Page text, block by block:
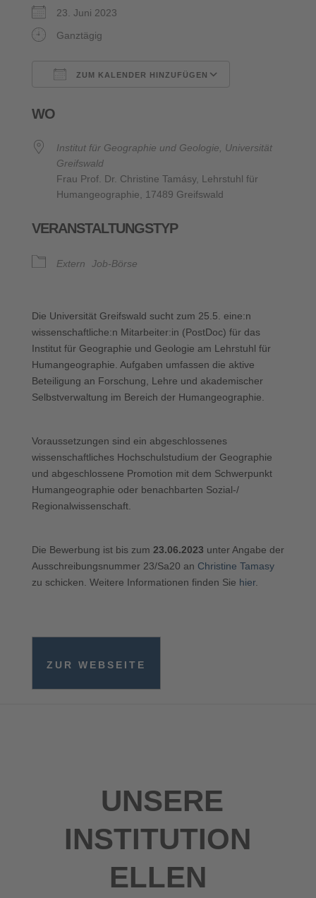
23. Juni 2023
Ganztägig
ZUM KALENDER HINZUFÜGEN
WO
Institut für Geographie und Geologie, Universität
Greifswald
Frau Prof. Dr. Christine Tamásy, Lehrstuhl für
Humangeographie, 17489 Greifswald
VERANSTALTUNGSTYP
Extern Job-Börse
Die Universität Greifswald sucht zum 25.5. eine:n
wissenschaftliche:n Mitarbeiter:in (PostDoc) für das
Institut für Geographie und Geologie am Lehrstuhl für
Humangeographie. Aufgaben umfassen die aktive
Beteiligung an Forschung, Lehre und akademischer
Selbstverwaltung im Bereich der Humangeographie.
Voraussetzungen sind ein abgeschlossenes
wissenschaftliches Hochschulstudium der Geographie
und abgeschlossene Promotion mit dem Schwerpunkt
Humangeographie oder benachbarten Sozial-/
Regionalwissenschaft.
Die Bewerbung ist bis zum 23.06.2023 unter Angabe der
Ausschreibungsnummer 23/Sa20 an Christine Tamasy
zu schicken. Weitere Informationen finden Sie hier.
ZUR WEBSEITE
UNSERE
INSTITUTION
ELLEN